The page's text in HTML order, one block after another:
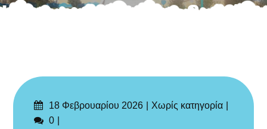
Καινοτομίας Γρεβενών:
Βιώσιμη Πόλη
Δημοσιεύτηκε
στις
18 Φεβρουαρίου 2026 Categories
Χωρίς κατηγορία
Σχόλια
0